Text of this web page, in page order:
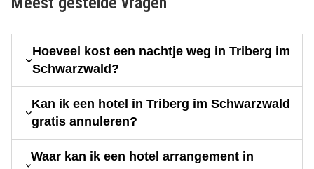
Hoeveel kost een nachtje weg in Triberg im
Schwarzwald?
Kan ik een hotel in Triberg im Schwarzwald
gratis annuleren?
Waar kan ik een hotel arrangement in